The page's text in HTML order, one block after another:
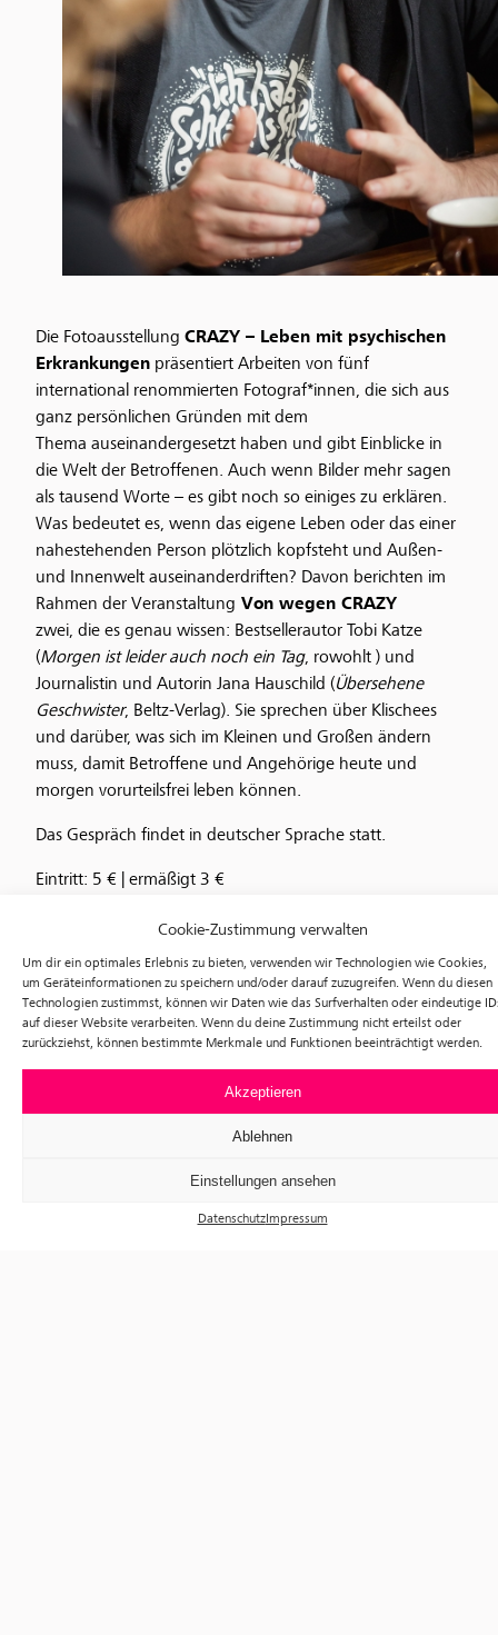
Cookie-Zustimmung verwalten
Um dir ein optimales Erlebnis zu bieten, verwenden wir Technologien wie Cookies,
um Geräteinformationen zu speichern und/oder darauf zuzugreifen. Wenn du diesen
Technologien zustimmst, können wir Daten wie das Surfverhalten oder eindeutige
auf dieser Website verarbeiten. Wenn du deine Zustimmung nicht erteilst oder
zurückziehst, können bestimmte Merkmale und Funktionen beeinträchtigt werden.
Akzeptieren
Ablehnen
Einstellungen ansehen
DatenschutzImpressum
Die Fotoausstellung CRAZY – Leben mit psychischen
Erkrankungen präsentiert Arbeiten von fünf
international renommierten Fotograf*innen, die sich aus
ganz persönlichen Gründen mit dem
Thema auseinandergesetzt haben und gibt Einblicke in
die Welt der Betroffenen. Auch wenn Bilder mehr sagen
als tausend Worte – es gibt noch so einiges zu erklären.
Was bedeutet es, wenn das eigene Leben oder das einer
nahestehenden Person plötzlich kopfsteht und Außen-
und Innenwelt auseinanderdriften? Davon berichten im
Rahmen der Veranstaltung Von wegen CRAZY
zwei, die es genau wissen: Bestsellerautor Tobi Katze
(Morgen ist leider auch noch ein Tag, rowohlt ) und
Journalistin und Autorin Jana Hauschild (Übersehene
Geschwister, Beltz-Verlag). Sie sprechen über Klischees
und darüber, was sich im Kleinen und Großen ändern
muss, damit Betroffene und Angehörige heute und
morgen vorurteilsfrei leben können.
Das Gespräch findet in deutscher Sprache statt.
Eintritt: 5 € | ermäßigt 3 €
Mit freundlicher Unterstützung der Deutsche Gesellschaft
Nervenheilkunde e. V. (DGPPN)
Foto: © DGPPN/Claudia Burger.